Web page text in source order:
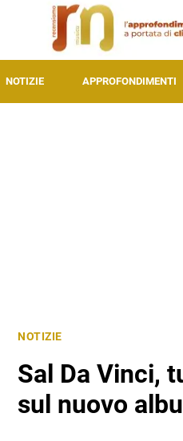
NOTIZIE APPROFONDIMENTI
NOTIZIE
Sal Da Vinci,
sul nuovo